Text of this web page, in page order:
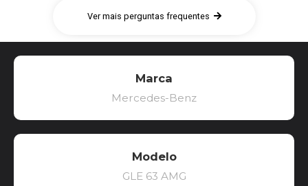
Ver mais perguntas frequentes
Marca
Mercedes-Benz
Modelo
GLE 63 AMG